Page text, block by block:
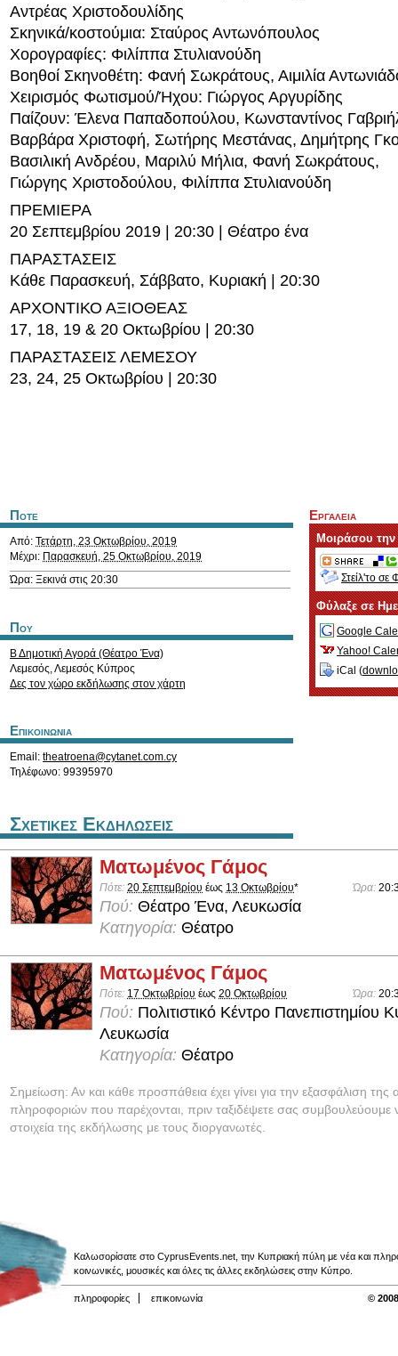
Αντρέας Χριστοδουλίδης
Σκηνικά/κοστούμια: Σταύρος Αντωνόπουλος
Χορογραφίες: Φιλίππα Στυλιανούδη
Βοηθoί Σκηνοθέτη: Φανή Σωκράτους, Αιμιλία
Χειρισμός Φωτισμού/Ήχου: Γιώργος Αργυρίδης
Παίζουν: Έλενα Παπαδοπούλου, Κωνσταντίνος
Βαρβάρα Χριστοφή, Σωτήρης Μεστάνας, Δημήτρης
Βασιλική Ανδρέου, Μαριλύ Μήλια, Φανή Σωκράτους,
Γιώργης Χριστοδούλου, Φιλίππα Στυλιανούδη
ΠΡΕΜΙΕΡΑ
20 Σεπτεμβρίου 2019 | 20:30 | Θέατρο ένα
ΠΑΡΑΣΤΑΣΕΙΣ
Κάθε Παρασκευή, Σάββατο, Κυριακή | 20:30
ΑΡΧΟΝΤΙΚΟ ΑΞΙΟΘΕΑΣ
17, 18, 19 & 20 Οκτωβρίου | 20:30
ΠΑΡΑΣΤΑΣΕΙΣ ΛΕΜΕΣΟΥ
23, 24, 25 Οκτωβρίου | 20:30
Ποτε
Από: Τετάρτη, 23 Οκτωβρίου, 2019
Μέχρι: Παρασκευή, 25 Οκτωβρίου, 2019
Ώρα: Ξεκινά στις 20:30
Που
Β Δημοτική Αγορά (Θέατρο Ένα)
Λεμεσός,Λεμεσός Κύπρος
Δες τον χώρο εκδήλωσης στον χάρτη
Επικοινωνια
Email: theatroena@cytanet.com.cy
Τηλέφωνο: 99395970
Εργαλεια
Μοιράσου
Στείλ'το σε
Φύλαξε σε
Google
Yahoo!
iCal (
Σχετικες Εκδηλωσεις
Ματωμένος Γάμος
Πότε: 20 Σεπτεμβρίου έως 13 Οκτωβρίου* Ώρα:
Πού: Θέατρο Ένα, Λευκωσία
Κατηγορία: Θέατρο
Ματωμένος Γάμος
Πότε: 17 Οκτωβρίου έως 20 Οκτωβρίου Ώρα:
Πού: Πολιτιστικό Κέντρο Πανεπιστημίου
Λευκωσία
Κατηγορία: Θέατρο
Σημείωση: Αν και κάθε προσπάθεια έχει γίνει για την εξασφάλιση της
πληροφοριών που παρέχονται, πριν ταξιδέψετε σας συμβουλεύουμε
στοιχεία της εκδήλωσης με τους διοργανωτές.
Καλωσορίσατε στο CyprusEvents.net, την Κυπριακή πύλη με νέα και
κοινωνικές, μουσικές και όλες τις άλλες εκδηλώσεις στην Κύπρο.
πληροφορίες επικοινωνία ©